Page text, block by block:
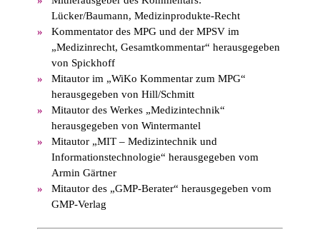
Lücker/Baumann, Medizinprodukte-Recht
Kommentator des MPG und der MPSV im
„Medizinrecht, Gesamtkommentar“ herausgegeben
von Spickhoff
Mitautor im „WiKo Kommentar zum MPG“
herausgegeben von Hill/Schmitt
Mitautor des Werkes „Medizintechnik“
herausgegeben von Wintermantel
Mitautor „MIT – Medizintechnik und
Informationstechnologie“ herausgegeben vom
Armin Gärtner
Mitautor des „GMP-Berater“ herausgegeben vom
GMP-Verlag